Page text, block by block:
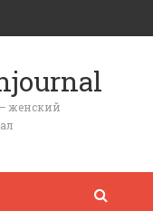
женский